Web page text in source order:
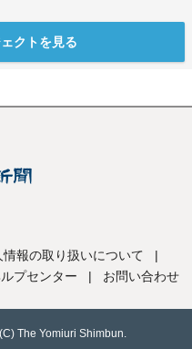
クトを見る
情報の取り扱いについて
|
プセンター | お問い合わせ
The Yomiuri Shimbun.